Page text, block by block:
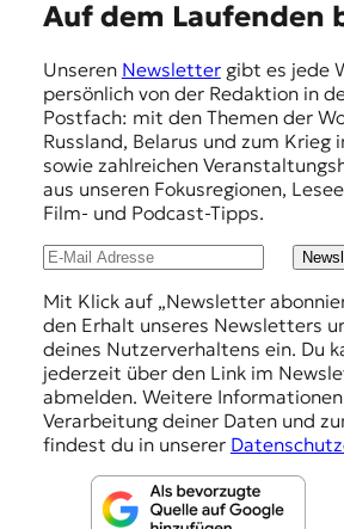
Auf dem Laufenden
Unseren Newslettergibt es jede
persönlich von der Redaktion in
Postfach: mit den Themen der
Russland, Belarus und zum Krieg
sowie zahlreichen
aus unseren Fokusregionen,
Film- und Podcast-Tipps.
Mit Klick auf „Newsletter
den Erhalt unseres Newsletters
deines Nutzerverhaltens ein. Du
jederzeit über den Link im
abmelden. Weitere
Verarbeitung deiner Daten und
findest du in unserer